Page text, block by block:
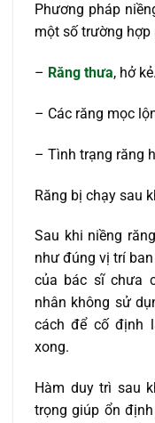
Phương pháp
một số trường hợp
– Răng thưa, hở kẻ.
– Các răng mọc
– Tình trạng răng
Răng bị chạy sau
Sau khi niềng
như đúng vị trí
của bác sĩ chưa
nhân không sử
cách để cố định
xong.
Hàm duy trì sau
trọng giúp ổn